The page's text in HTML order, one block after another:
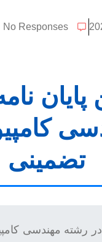
No Responses
تضمینی
در رشته مهندسی